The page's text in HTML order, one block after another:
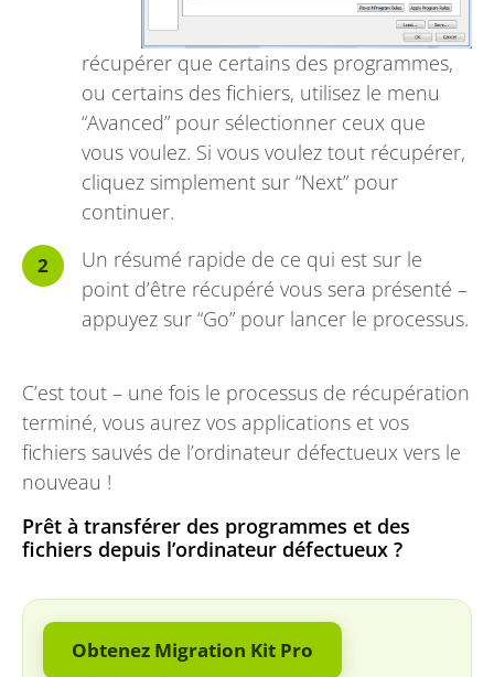
récupérer que certains des programmes,
ou certains des fichiers, utilisez le menu
“Avanced” pour sélectionner ceux que
vous voulez. Si vous voulez tout récupérer,
cliquez simplement sur “Next” pour
continuer.
Un résumé rapide de ce qui est sur le
point d’être récupéré vous sera présenté –
appuyez sur “Go” pour lancer le processus.
C’est tout – une fois le processus de récupération
terminé, vous aurez vos applications et vos
fichiers sauvés de l’ordinateur défectueux vers le
nouveau !
Prêt à transférer des programmes et des
fichiers depuis l’ordinateur défectueux ?
Obtenez Migration Kit Pro